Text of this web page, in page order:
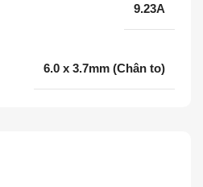
9.23A
6.0 x 3.7mm (Chân to)